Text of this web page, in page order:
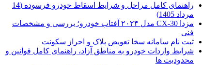
راهنمای کامل مراحل و شرایط اسقاط خودرو فرسوده (14
مرداد 1405)
مزدا CX-30 مدل ۲۰۲۴ آفتاب خودرو؛ بررسی و مشخصات
فنی
ثبت نام سامانه سخا تعویض پلاک و احراز سکونت
شرایط واردات خودرو به مناطق آزاد، راهنمای کامل قوانین و
محدودیت ها